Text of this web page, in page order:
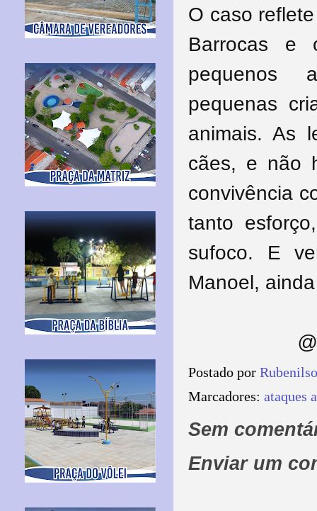
O caso
Barrocas e
pequenos
pequenas
animais. As
cães, e não
convivência
tanto
sufoco. E
Manoel,
Postado por
Marcadores: ataques
Sem
Enviar um